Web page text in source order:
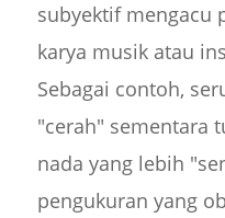
subyektif mengacu
karya musik atau
Sebagai contoh,
"cerah" sementara
nada yang lebih
pengukuran yang